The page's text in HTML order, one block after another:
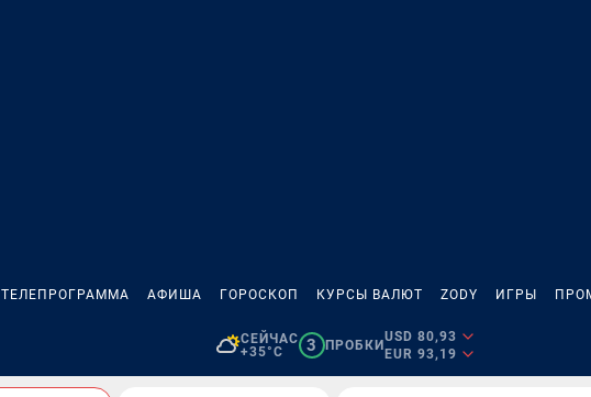
ТЕЛЕПРОГРАММА АФИША ГОРОСКОП КУРСЫ ВАЛЮТ ZODY ИГРЫ
СЕЙЧАС
+35°C
3 ПРОБКИ
USD 80,93
EUR 93,19